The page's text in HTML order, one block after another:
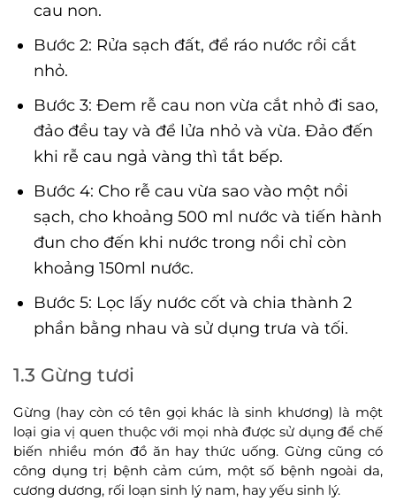
cau non.
Bước 2: Rửa sạch đất, để ráo nước rồi cắt
nhỏ.
Bước 3: Đem rễ cau non vừa cắt nhỏ đi sao,
đảo đều tay và để lửa nhỏ và vừa. Đảo đến
khi rễ cau ngả vàng thì tắt bếp.
Bước 4: Cho rễ cau vừa sao vào một nồi
sạch, cho khoảng 500 ml nước và tiến hành
đun cho đến khi nước trong nồi chỉ còn
khoảng 150ml nước.
Bước 5: Lọc lấy nước cốt và chia thành 2
phần bằng nhau và sử dụng trưa và tối.
1.3 Gừng tươi
Gừng (hay còn có tên gọi khác là sinh khương) là một
loại gia vị quen thuộc với mọi nhà được sử dụng để chế
biến nhiều món đồ ăn hay thức uống. Gừng cũng có
công dụng trị bệnh cảm cúm, một số bệnh ngoài da,
cương dương, rối loạn sinh lý nam, hay yếu sinh lý.